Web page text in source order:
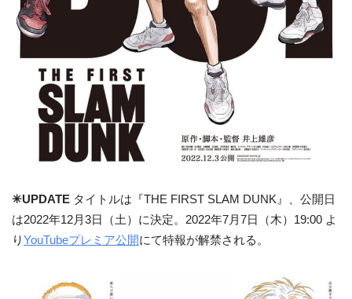
✳︎UPDATE タイトルは『THE FIRST SLAM DUNK』、公開日
は2022年12月3日（土）に決定。2022年7月7日（木）19:00 よ
りYouTubeプレミア公開にて特報が解禁される。